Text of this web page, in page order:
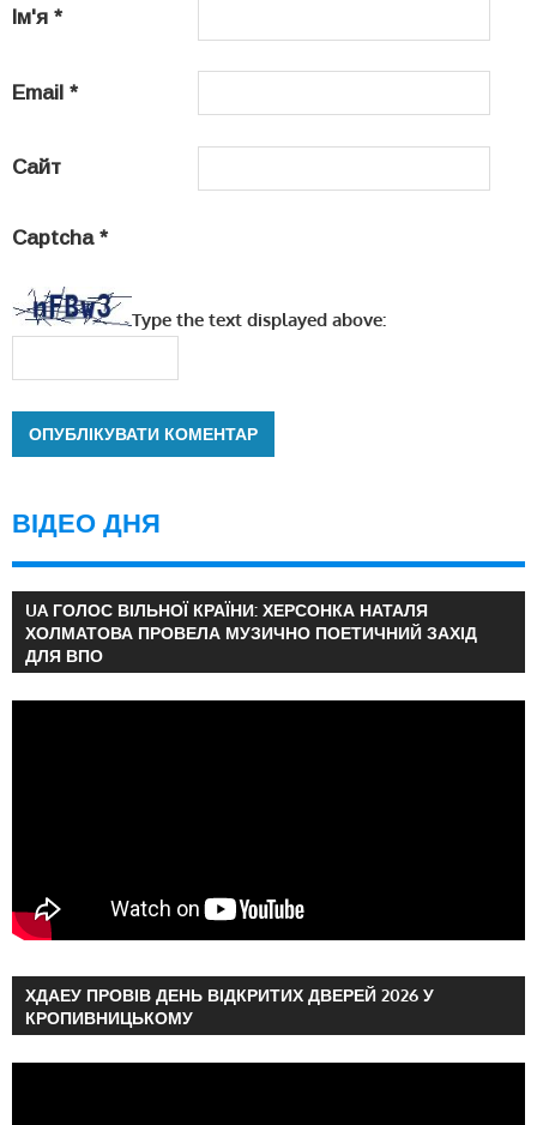
Ім'я *
Email *
Сайт
Captcha *
Type the text displayed above:
ВІДЕО ДНЯ
UA ГОЛОС ВІЛЬНОЇ КРАЇНИ: ХЕРСОНКА НАТАЛЯ
ХОЛМАТОВА ПРОВЕЛА МУЗИЧНО ПОЕТИЧНИЙ ЗАХІД
ДЛЯ ВПО
ХДАЕУ ПРОВІВ ДЕНЬ ВІДКРИТИХ ДВЕРЕЙ 2026 У
КРОПИВНИЦЬКОМУ